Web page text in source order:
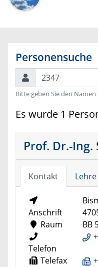
Personensuche
Suchen
Bitte geben Sie den
Es wurde 1
Prof. Dr.-Ing.
Kontakt Lehre
Anschrift
Raum
BB
Telefon
Telefax